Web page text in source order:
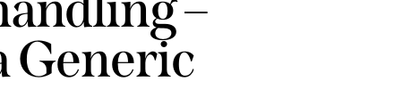
Generic